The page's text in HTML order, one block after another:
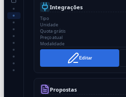
Integrações
Tipo
Unidade
Quota grátis
Preço atual
Modalidade
Editar
Propostas